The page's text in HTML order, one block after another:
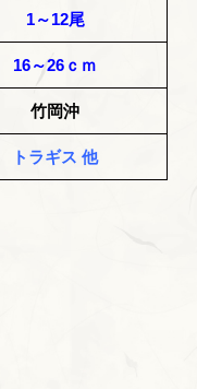
1～12尾
16～26ｃｍ
竹岡沖
トラギス 他